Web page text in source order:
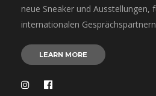
neue Sneaker und Ausstellungen,
internationalen
LEARN MORE